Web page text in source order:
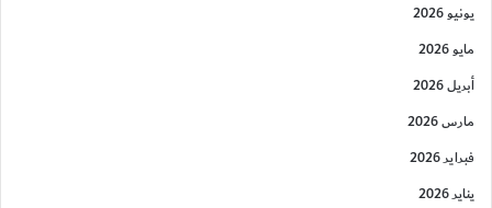
يونيو 2026
مايو 2026
أبريل 2026
مارس 2026
فبراير 2026
يناير 2026